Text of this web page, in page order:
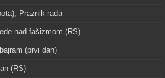
Praznik rada
nad fašizmom (RS)
(prvi dan)
(RS)